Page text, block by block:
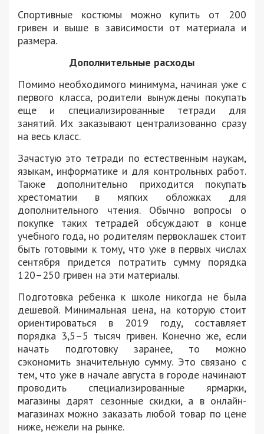
Спортивные костюмы можно купить от 200
гривен и выше в зависимости от материала и
размера.
Дополнительные расходы
Помимо необходимого минимума, начиная уже с
первого класса, родители вынуждены покупать
еще и специализированные тетради для
занятий. Их заказывают централизованно сразу
на весь класс.
Зачастую это тетради по естественным наукам,
языкам, информатике и для контрольных работ.
Также дополнительно приходится покупать
хрестоматии в мягких обложках для
дополнительного чтения. Обычно вопросы о
покупке таких тетрадей обсуждают в конце
учебного года, но родителям первоклашек стоит
быть готовыми к тому, что уже в первых числах
сентября придется потратить сумму порядка
120–250 гривен на эти материалы.
Подготовка ребенка к школе никогда не была
дешевой. Минимальная цена, на которую стоит
ориентироваться в 2019 году, составляет
порядка 3,5–5 тысяч гривен. Конечно же, если
начать подготовку заранее, то можно
сэкономить значительную сумму. Это связано с
тем, что уже в начале августа в городе начинают
проводить специализированные ярмарки,
магазины дарят сезонные скидки, а в онлайн-
магазинах можно заказать любой товар по цене
ниже, нежели на рынке.